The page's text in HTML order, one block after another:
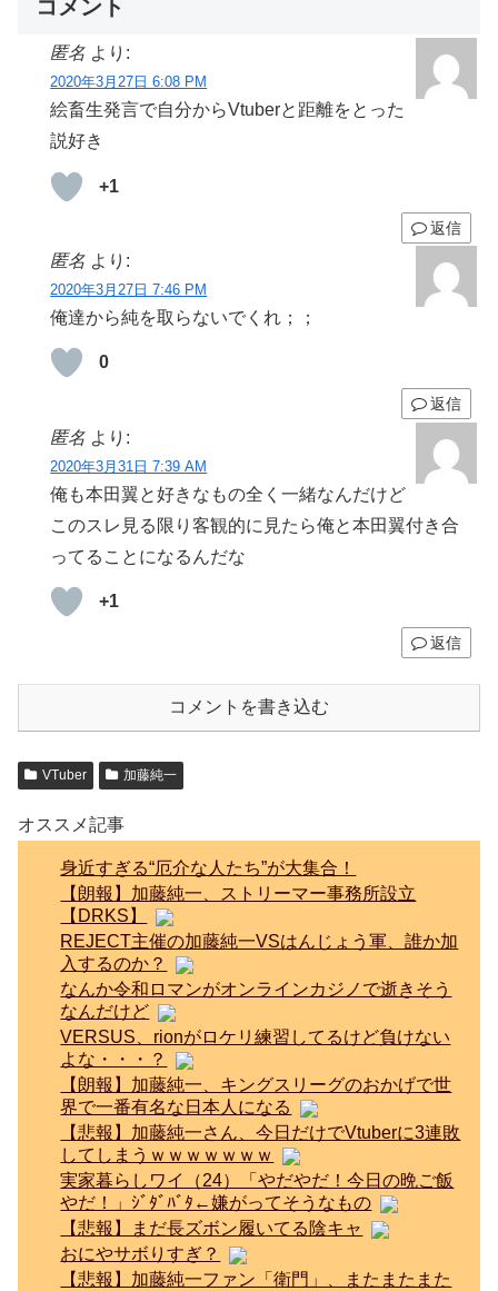
コメント
匿名 より:
2020年3月27日 6:08 PM
絵畜生発言で自分からVtuberと距離をとった
説好き
+1
返信
匿名 より:
2020年3月27日 7:46 PM
俺達から純を取らないでくれ；；
0
返信
匿名 より:
2020年3月31日 7:39 AM
俺も本田翼と好きなもの全く一緒なんだけど
このスレ見る限り客観的に見たら俺と本田翼付き合
ってることになるんだな
+1
返信
コメントを書き込む
VTuber 加藤純一
オススメ記事
身近すぎる“厄介な人たち”が大集合！
【朗報】加藤純一、ストリーマー事務所設立
【DRKS】
REJECT主催の加藤純一VSはんじょう軍、誰か加
入するのか？
なんか令和ロマンがオンラインカジノで逝きそう
なんだけど
VERSUS、rionがロケリ練習してるけど負けない
よな・・・？
【朗報】加藤純一、キングスリーグのおかげで世
界で一番有名な日本人になる
【悲報】加藤純一さん、今日だけでVtuberに3連敗
してしまうｗｗｗｗｗｗｗ
実家暮らしワイ（24）「やだやだ！今日の晩ご飯
やだ！」ｼﾞﾀﾞﾊﾞﾀ←嫌がってそうなもの
【悲報】まだ長ズボン履いてる陰キャ
おにやサボりすぎ？
【悲報】加藤純一ファン「衛門」、またまたまた